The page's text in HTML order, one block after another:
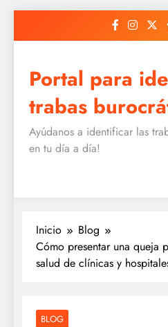
Portal para
trabas
Ayúdanos a identificar las
en tu día a día!
Inicio
Blog
Cómo presentar una queja
salud de clínicas y
BLOG